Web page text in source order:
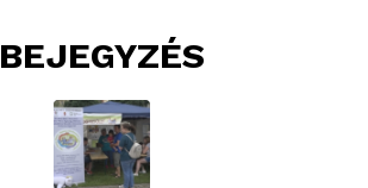
BEJEGYZÉS